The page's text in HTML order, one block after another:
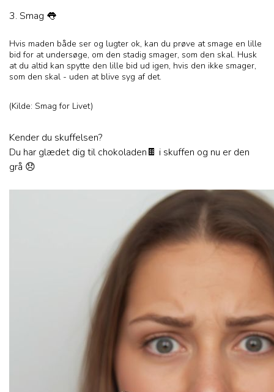
3. Smag 👅
Hvis maden både ser og lugter ok, kan du prøve at smage en lille
bid for at undersøge, om den stadig smager, som den skal. Husk
at du altid kan spytte den lille bid ud igen, hvis den ikke smager,
som den skal - uden at blive syg af det.
(Kilde: Smag for Livet)
Kender du skuffelsen?
Du har glædet dig til chokoladen🍫 i skuffen og nu er den
grå 😞